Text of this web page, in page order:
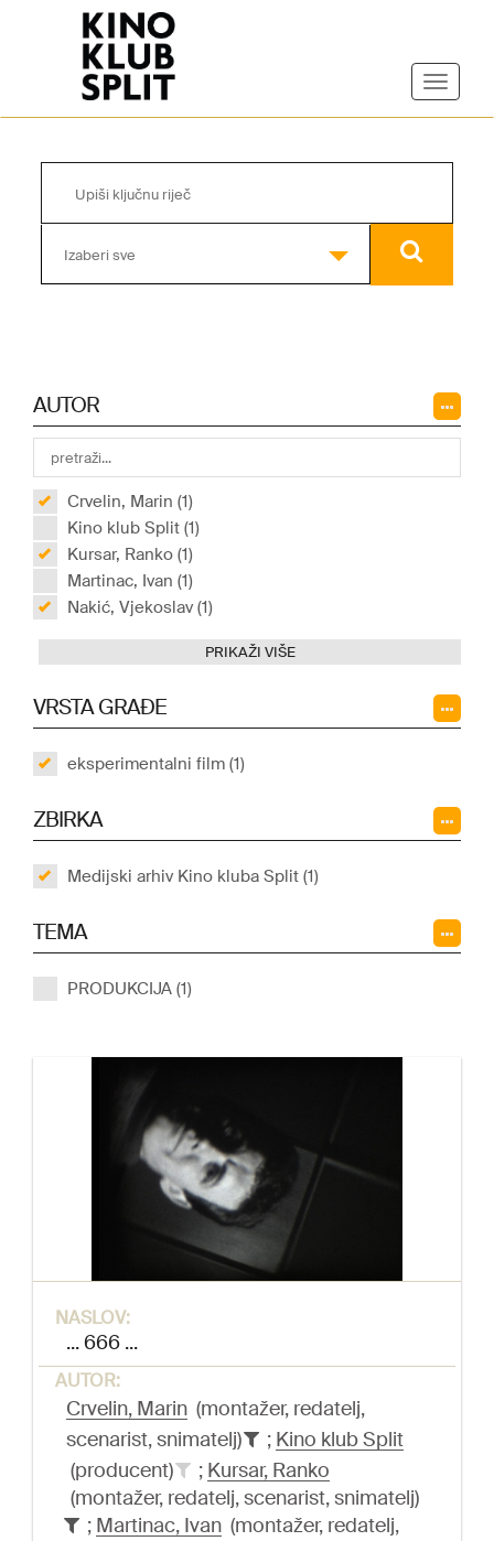
Izaberi sve
AUTOR
Crvelin, Marin (1)
Kino klub Split (1)
Kursar, Ranko (1)
Martinac, Ivan (1)
Nakić, Vjekoslav (1)
PRIKAŽI VIŠE
VRSTA GRAĐE
eksperimentalni film (1)
ZBIRKA
Medijski arhiv Kino kluba Split (1)
TEMA
PRODUKCIJA (1)
NASLOV:
... 666 ...
AUTOR:
Crvelin, Marin (montažer, redatelj,
scenarist, snimatelj)
; Kino klub Split
(producent)
; Kursar, Ranko
(montažer, redatelj, scenarist, snimatelj)
; Martinac, Ivan (montažer, redatelj,